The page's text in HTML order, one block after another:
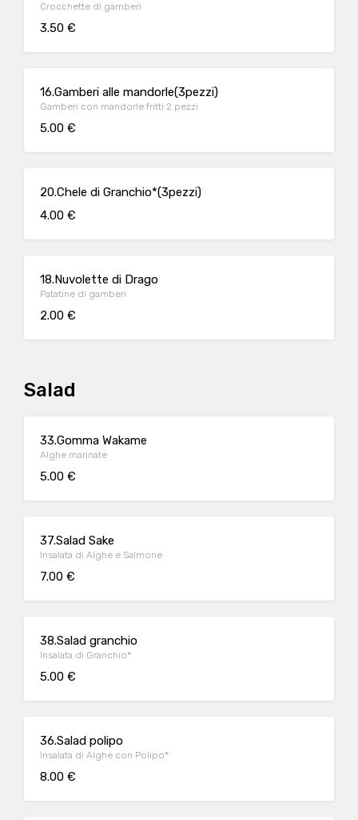
Crocchette di gamberi
3.50 €
16.Gamberi alle mandorle(3pezzi)
Gamberi con mandorle fritti 2 pezzi
5.00 €
20.Chele di Granchio*(3pezzi)
4.00 €
18.Nuvolette di Drago
Patatine di gamberi
2.00 €
Salad
33.Gomma Wakame
Alghe marinate
5.00 €
37.Salad Sake
Insalata di Alghe e Salmone
7.00 €
38.Salad granchio
Insalata di Granchio*
5.00 €
36.Salad polipo
Insalata di Alghe con Polipo*
8.00 €